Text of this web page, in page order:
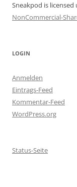
Sneakpod is licensed
NonCommercial-
LOGIN
Anmelden
Eintrags-Feed
Kommentar-Feed
WordPress.org
Status-Seite